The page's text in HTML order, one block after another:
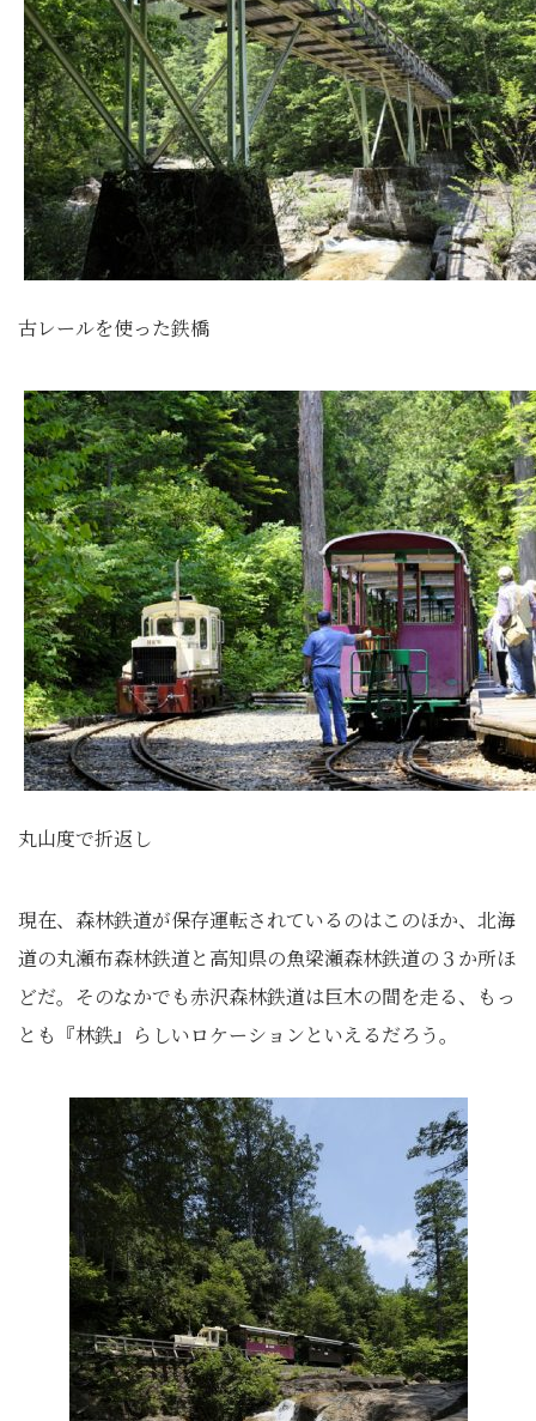
古レールを使った鉄橋
丸山度で折返し
現在、森林鉄道が保存運転されているのはこのほか、北海
道の丸瀬布森林鉄道と高知県の魚梁瀬森林鉄道の３か所ほ
どだ。そのなかでも赤沢森林鉄道は巨木の間を走る、もっ
とも『林鉄』らしいロケーションといえるだろう。